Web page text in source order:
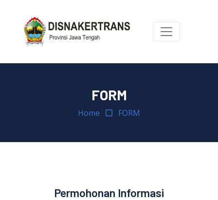
FORM
Home FORM
Permohonan Informasi